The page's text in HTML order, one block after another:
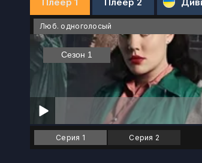
Люб. одноголосый
Серия 1 Серия 2